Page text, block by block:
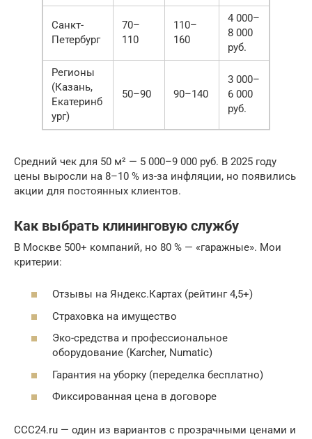
Санкт-
Петербург
70–
110
110–
160
4 000–
8 000
руб.
Регионы
(Казань,
Екатеринб
ург)
50–90 90–140
3 000–
6 000
руб.
Средний чек для 50 м² — 5 000–9 000 руб. В 2025 году
цены выросли на 8–10 % из-за инфляции, но появились
акции для постоянных клиентов.
Как выбрать клининговую службу
В Москве 500+ компаний, но 80 % — «гаражные». Мои
критерии:
Отзывы на Яндекс.Картах (рейтинг 4,5+)
Страховка на имущество
Эко-средства и профессиональное
оборудование (Karcher, Numatic)
Гарантия на уборку (переделка бесплатно)
Фиксированная цена в договоре
CCC24.ru — один из вариантов с прозрачными ценами и